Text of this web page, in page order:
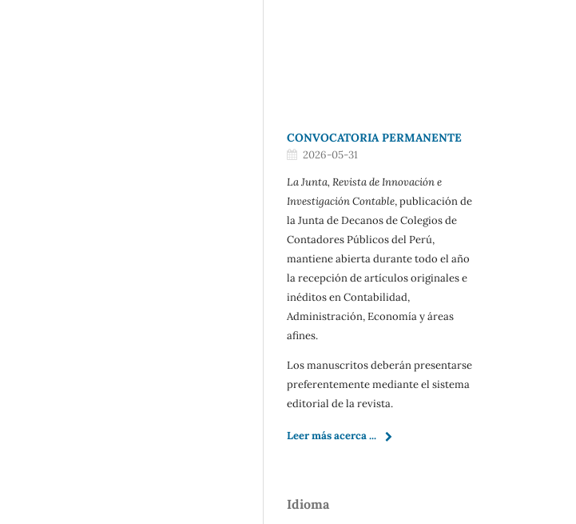
CONVOCATORIA PERMANENTE
2026-05-31
La Junta, Revista de Innovación e
Investigación Contable, publicación de
la Junta de Decanos de Colegios de
Contadores Públicos del Perú,
mantiene abierta durante todo el año
la recepción de artículos originales e
inéditos en Contabilidad,
Administración, Economía y áreas
afines.
Los manuscritos deberán presentarse
preferentemente mediante el sistema
editorial de la revista.
Leer más acerca ...
Idioma